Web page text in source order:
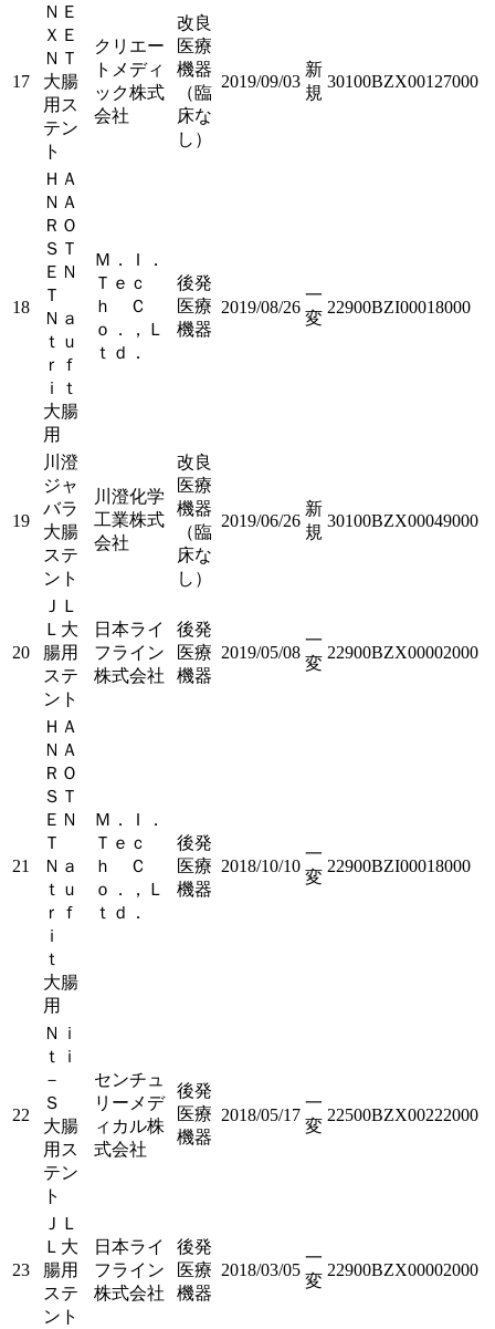
17
ＮＥ
ＸＥ
ＮＴ
大腸
用ス
テン
ト
クリエー
トメディ
ック株式
会社
改良
医療
機器
（臨
床な
し）
2019/09/03
新
規
30100BZX00127000
18
ＨＡ
ＮＡ
ＲＯ
ＳＴ
ＥＮ
Ｔ
Ｎａ
ｔｕ
ｒｆ
ｉｔ
大腸
用
Ｍ．Ｉ．
Ｔｅｃ
ｈ Ｃ
ｏ．，Ｌ
ｔｄ．
後発
医療
機器
2019/08/26
一
変
22900BZI00018000
19
川澄
ジャ
バラ
大腸
ステ
ント
川澄化学
工業株式
会社
改良
医療
機器
（臨
床な
し）
2019/06/26
新
規
30100BZX00049000
20
ＪＬ
Ｌ大
腸用
ステ
ント
日本ライ
フライン
株式会社
後発
医療
機器
2019/05/08
一
変
22900BZX00002000
21
ＨＡ
ＮＡ
ＲＯ
ＳＴ
ＥＮ
Ｔ
Ｎａ
ｔｕ
ｒｆ
ｉ
ｔ
大腸
用
Ｍ．Ｉ．
Ｔｅｃ
ｈ Ｃ
ｏ．，Ｌ
ｔｄ．
後発
医療
機器
2018/10/10
一
変
22900BZI00018000
22
Ｎｉ
ｔｉ
－
Ｓ
大腸
用ス
テン
ト
センチュ
リーメデ
ィカル株
式会社
後発
医療
機器
2018/05/17
一
変
22500BZX00222000
23
ＪＬ
Ｌ大
腸用
ステ
ント
日本ライ
フライン
株式会社
後発
医療
機器
2018/03/05
一
変
22900BZX00002000